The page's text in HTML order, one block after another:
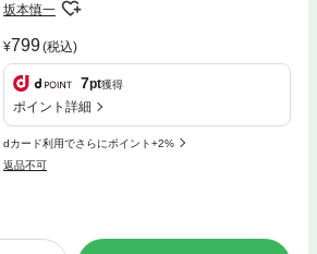
坂本慎一
799(税込)
7pt獲得
ポイント詳細
dカード利用でさらにポイント+2%
返品不可